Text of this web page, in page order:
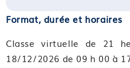
Format, durée et horaires
Classe virtuelle de 21
18/12/2026 de 09 h 00 à